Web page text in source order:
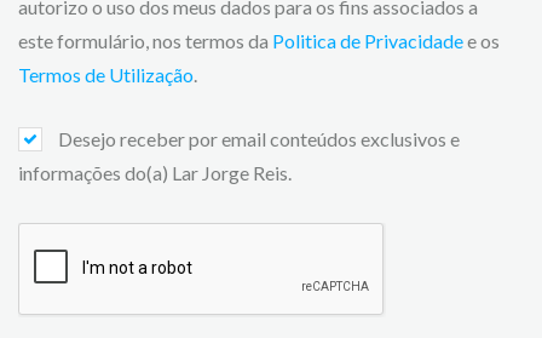
autorizo o uso dos meus dados para os fins associados a
este formulário, nos termos da Politica de Privacidadee os
Termos de Utilização.
Desejo receber por email conteúdos exclusivos e
informações do(a) Lar Jorge Reis.